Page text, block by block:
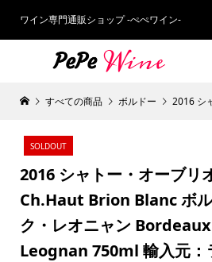
ワイン専門通販ショップ -ぺぺワイン-
すべての商品 ボルドー 2016 シャトー・オーブリオン・ブラン
SOLDOUT
2016 シャトー・オーブリ
Ch.Haut Brion Blanc ボ
ク・レオニャン
Leognan 750ml 輸入元：